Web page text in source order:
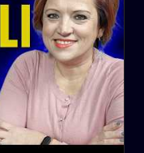
#Damasio
#ciekawostki